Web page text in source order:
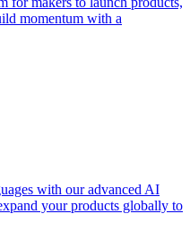
momentum with a
with our advanced AI
your products globally to